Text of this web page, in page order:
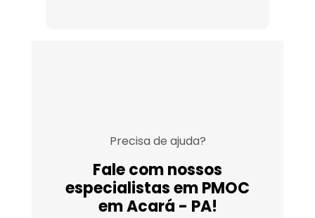
Precisa de ajuda?
Fale com nossos
especialistas em PMOC
em Acará - PA!